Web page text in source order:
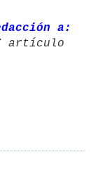
a:
artículo